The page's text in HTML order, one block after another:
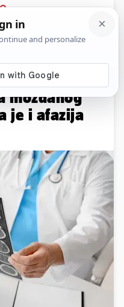
Komentari
Hrvatskoj
moždanog
je i afazija